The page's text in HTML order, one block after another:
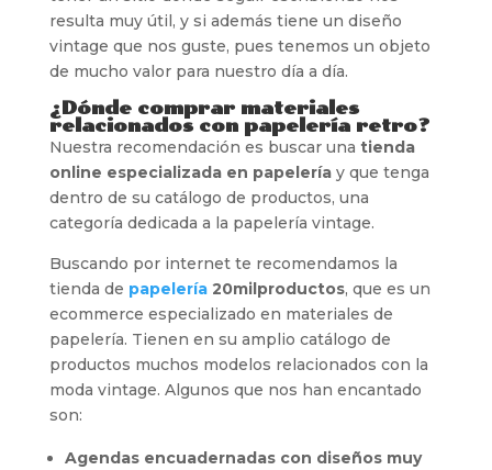
resulta muy útil, y si además tiene un diseño
vintage que nos guste, pues tenemos un objeto
de mucho valor para nuestro día a día.
¿Dónde comprar materiales
relacionados con papelería retro?
Nuestra recomendación es buscar una tienda
online especializada en papeleríay que tenga
dentro de su catálogo de productos, una
categoría dedicada a la papelería vintage.
Buscando por internet te recomendamos la
tienda de papelería 20milproductos, que es un
ecommerce especializado en materiales de
papelería. Tienen en su amplio catálogo de
productos muchos modelos relacionados con la
moda vintage. Algunos que nos han encantado
son:
Agendas encuadernadas con diseños muy